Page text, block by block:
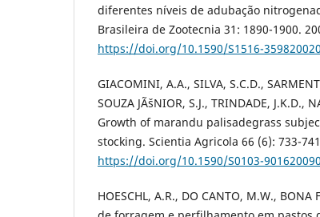
diferentes níveis de adubação
Brasileira de Zootecnia 31: 1890-1900.
https://doi.org/10.1590/S1516-
GIACOMINI, A.A., SILVA, S.C.D.,
SOUZA JÃšNIOR, S.J., TRINDADE, J.K.D.,
Growth of marandu palisadegrass
stocking. Scientia Agricola 66 (6): 733-
https://doi.org/10.1590/S0103-
HOESCHL, A.R., DO CANTO, M.W.,